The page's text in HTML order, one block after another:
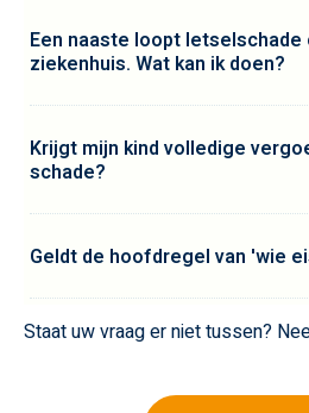
Een naaste loopt letselschade
ziekenhuis. Wat kan ik doen?
Krijgt mijn kind volledige
schade?
Geldt de hoofdregel van 'wie
Staat uw vraag er niet tussen?